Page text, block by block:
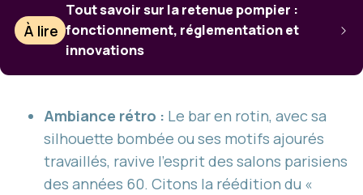
À lire
Tout savoir sur la retenue pompier :
fonctionnement, réglementation et
innovations
Ambiance rétro : Le bar en rotin, avec sa
silhouette bombée ou ses motifs ajourés
travaillés, ravive l’esprit des salons parisiens
des années 60. Citons la réédition du «